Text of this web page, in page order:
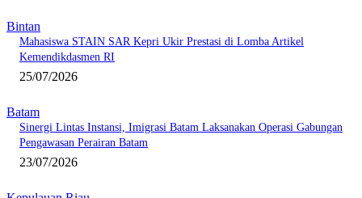
Bintan
Mahasiswa STAIN SAR Kepri Ukir Prestasi di Lomba Artikel
Kemendikdasmen RI
25/07/2026
Batam
Sinergi Lintas Instansi, Imigrasi Batam Laksanakan Operasi Gabungan
Pengawasan Perairan Batam
23/07/2026